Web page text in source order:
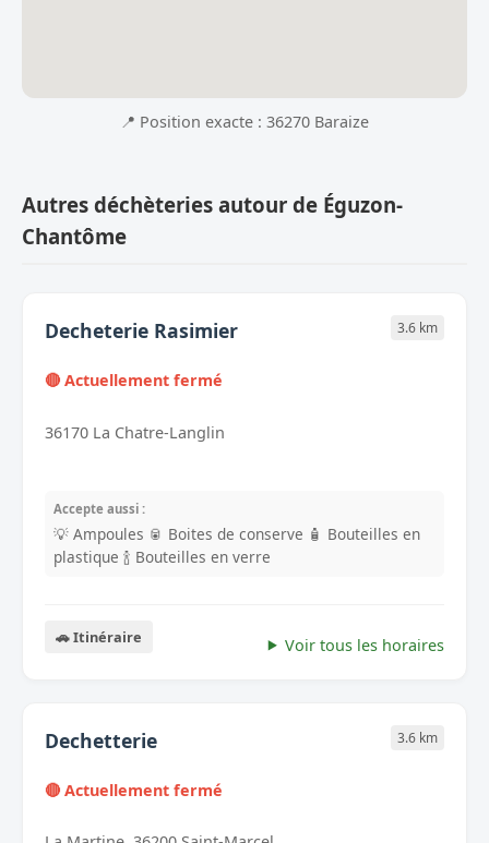
📍 Position exacte : 36270 Baraize
Autres déchèteries autour de Éguzon-
Chantôme
Decheterie Rasimier 3.6 km
🔴 Actuellement fermé
36170 La Chatre-Langlin
Accepte aussi :
💡 Ampoules 🥫 Boites de conserve 🧴 Bouteilles en
plastique 🍾 Bouteilles en verre
🚗 Itinéraire Voir tous les horaires
Dechetterie 3.6 km
🔴 Actuellement fermé